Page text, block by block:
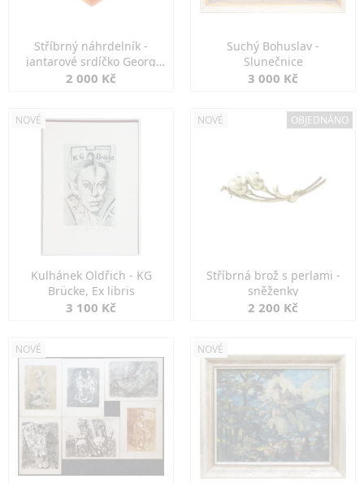
Stříbrný náhrdelník -
jantarové srdíčko Georg
Kramer
2 000 Kč
Suchý Bohuslav -
Slunečnice
3 000 Kč
NOVÉ
Kulhánek Oldřich - KG
Brücke, Ex libris
3 100 Kč
NOVÉ OBJEDNÁNO
Stříbrná brož s perlami -
sněženky
2 200 Kč
NOVÉ NOVÉ